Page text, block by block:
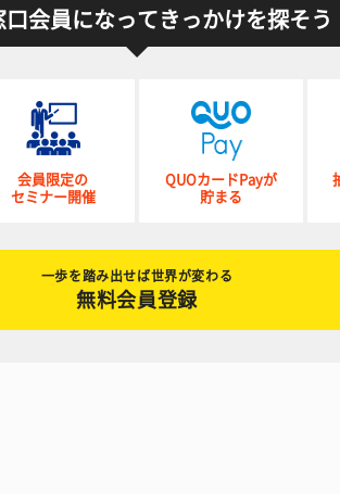
口会員になってきっかけを探そう
会員限定の
セミナー開催
QUOカードPayが
貯まる
一歩を踏み出せば世界が変わる
無料会員登録